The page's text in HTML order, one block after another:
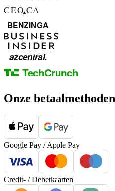
Onze betaalmethoden
Google Pay / Apple Pay
Credit- / Debetkaarten